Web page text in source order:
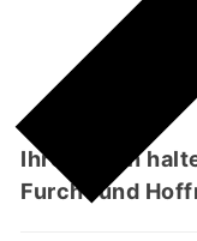
Ihre Seiten
Furcht und